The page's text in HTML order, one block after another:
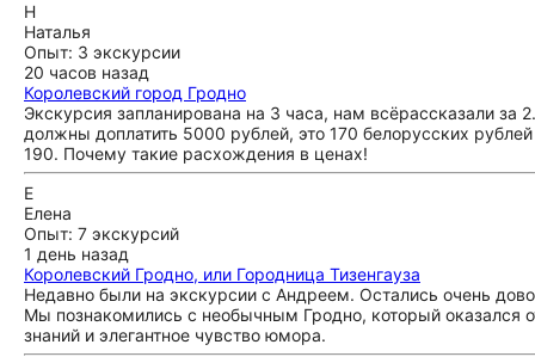
Н
Наталья
Опыт: 3 экскурсии
20 часов назад
Королевский город Гродно
Экскурсия запланирована на 3 часа, нам всёрассказали
должны доплатить 5000 рублей, это 170 белорусских
190. Почему такие расхождения в ценах!
Е
Елена
Опыт: 7 экскурсий
1 день назад
Королевский Гродно, или Городница Тизенгауза
Недавно были на экскурсии с Андреем. Остались очень
Мы познакомились с необычным Гродно, который оказался
знаний и элегантное чувство юмора.